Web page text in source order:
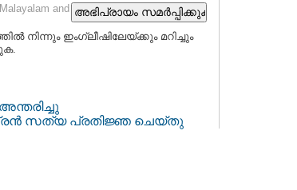
and
നിന്നും ഇംഗ്ലീഷിലേയ്ക്കും മറിച്ചും
സത്യ പ്രതിജ്ഞ ചെയ്തു